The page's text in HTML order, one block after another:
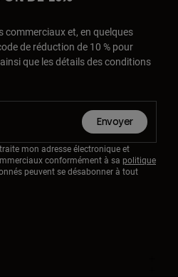
commerciaux et, en quelques
de réduction de 10 % pour
que les détails des conditions
Envoyer
mon adresse électronique et
conformément à sa politique
peuvent se désabonner à tout